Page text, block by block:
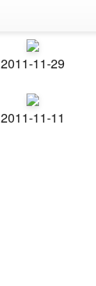
2011-11-29
2011-11-11